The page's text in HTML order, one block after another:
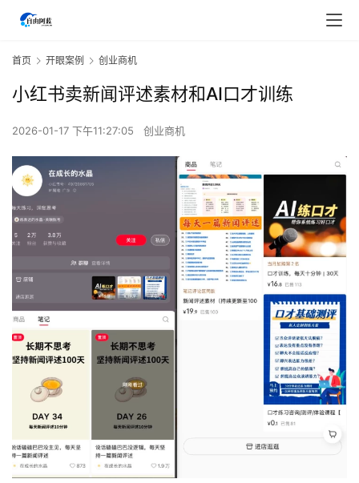
首页 开眼案例 创业商机
小红书卖新闻评述素材和AI口才训练
2026-01-17 下午11:27:05 创业商机